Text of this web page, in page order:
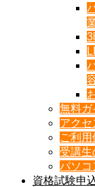
3
無料ガ
アクセ
ご利用
受講生
パソコ
資格試験申